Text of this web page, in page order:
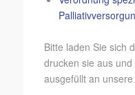
Bitte laden Sie sich
drucken sie aus
ausgefüllt an